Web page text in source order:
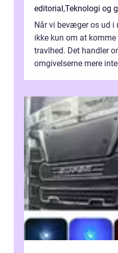
editorial,Teknologi og
Når vi bevæger os ud i
ikke kun om at
travlhed. Det handler
omgivelserne mere